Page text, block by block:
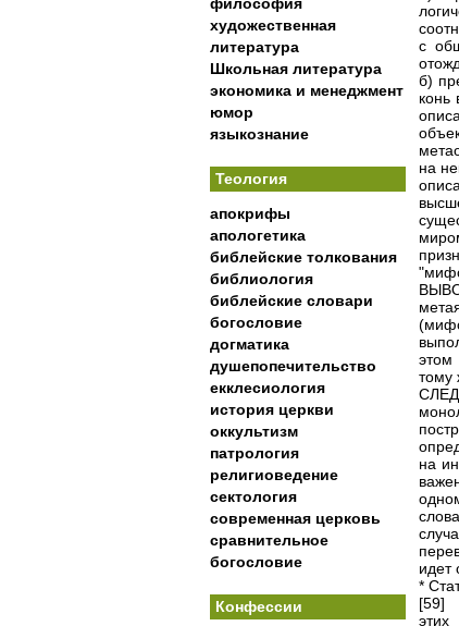
художественная
литература
Школьная литература
экономика и менеджмент
юмор
языкознание
Теология
апокрифы
апологетика
библейские толкования
библиология
библейские словари
богословие
догматика
душепопечительство
екклесиология
история церкви
оккультизм
патрология
религиоведение
сектология
современная церковь
сравнительное
богословие
Конфессии
с
б)
конь
на
этом
тому
на
идет
*
[59]